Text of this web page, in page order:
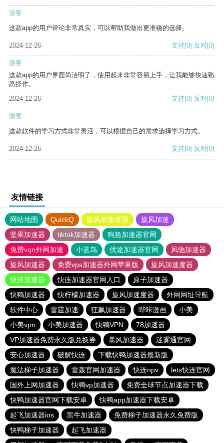
游客
这款app的用户评论非常真实，可以帮助我做出更准确的选择。
2024-12-26 支持[0] 反对[0]
游客
这款app的用户界面简洁明了，使用起来非常容易上手，让我能够快速熟
悉操作。
2024-12-26
支持[0] 反对[0]
游客
这款软件的学习方式非常灵活，可以根据自己的需求选择学习方式。
2024-12-26 支持[0] 反对[0]
友情链接
网站地图 QuickQ 旋风加速度器
旋风加速
坚果加速器
tiktok加速器
狗急加速器官网
免费vqn外网加速
小蓝鸟 优途加速器官网
风驰加速器
旋风加速器
免费vps加速器外网苹果版
旋风加速度器
快连加速器
快连加速器官网入口
原子加速器
快鸭加速器
快柠檬加速器 旋风加速度器
外网网址导航
软件中心
雷霆加速 狂飙加速器 哔咔漫画
小美
小美vpn
小美加速器 快鸭VPN
78加速器
VP加速器免费永久版兑换券
暴风加速器
迷雾通官网
安心加速器
破解快连
下载快鸭加速器最新版
魔法梯子加速器
雷轰官网加速器 快连npv
lets快连官网
国外上网加速器
快鸭vp加速器
免费全球节点加速器下载
快鸭加速器官网下载安卓
快鸭app加速器下载安卓
起飞加速器ios
黑牛加速器
免费梯子加速器永久免费版
快鸭梯子加速器
起飞加速器